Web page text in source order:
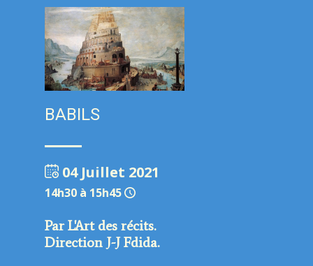
BABILS
04 Juillet 2021
14h30 à 15h45
Par L'Art des récits.
Direction J-J Fdida.